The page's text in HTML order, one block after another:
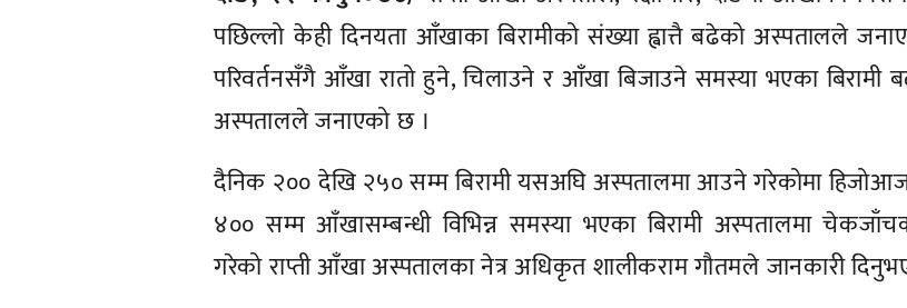
पछिल्लो केही दिनयता आँखाका बिरामीको संख्या ह्वात्तै बढेको अस्पतालले
परिवर्तनसँगै आँखा रातो हुने, चिलाउने र आँखा बिजाउने समस्या भएका बिरामी
अस्पतालले जनाएको छ ।
दैनिक २०० देखि २५० सम्म बिरामी यसअघि अस्पतालमा आउने गरेकोमा
४०० सम्म आँखासम्बन्धी विभिन्न समस्या भएका बिरामी अस्पतालमा
गरेको राप्ती आँखा अस्पतालका नेत्र अधिकृत शालीकराम गौतमले जानकारी